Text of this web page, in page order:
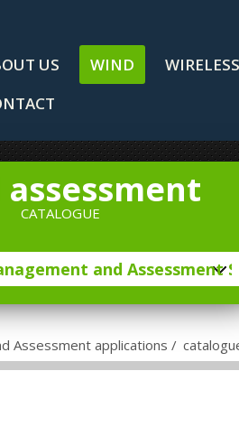
US WIND
WIRELESS
CATALOGUE
Assessment applications /